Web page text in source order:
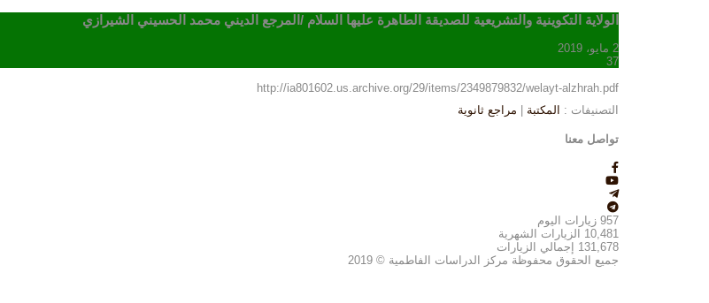
الولاية التكوينية والتشريعية للصديقة الطاهرة عليها السلام /المرجع الديني محمد الحسيني الشيرازي
2 مايو، 2019
37
http://ia801602.us.archive.org/29/items/2349879832/welayt-alzhrah.pdf
التصنيفات : المكتبة مراجع ثانوية
تواصل معنا
957 زيارات اليوم
10,481
الزيارات الشهرية
131,678
إجمالي الزيارات
جميع الحقوق محفوظة مركز الدراسات الفاطمية © 2019